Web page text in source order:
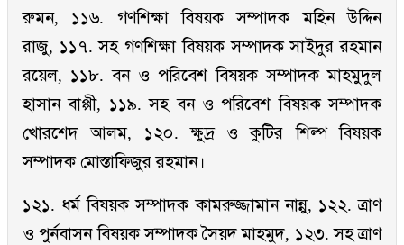
রুমন, ১১৬. গণশিক্ষা বিষয়ক সম্পাদক মহিন উদ্দিন
রাজু, ১১৭. সহ গণশিক্ষা বিষয়ক সম্পাদক সাইদুর রহমান
রয়েল, ১১৮. বন ও পরিবেশ বিষয়ক সম্পাদক মাহমুদুল
হাসান বাপ্পী, ১১৯. সহ বন ও পরিবেশ বিষয়ক সম্পাদক
খোরশেদ আলম, ১২০. ক্ষুদ্র ও কুটির শিল্প বিষয়ক
সম্পাদক মোস্তাফিজুর রহমান।
১২১. ধর্ম বিষয়ক সম্পাদক কামরুজ্জামান নান্নু, ১২২. ত্রাণ
ও পুর্নবাসন বিষয়ক সম্পাদক সৈয়দ মাহমুদ, ১২৩. সহ ত্রাণ